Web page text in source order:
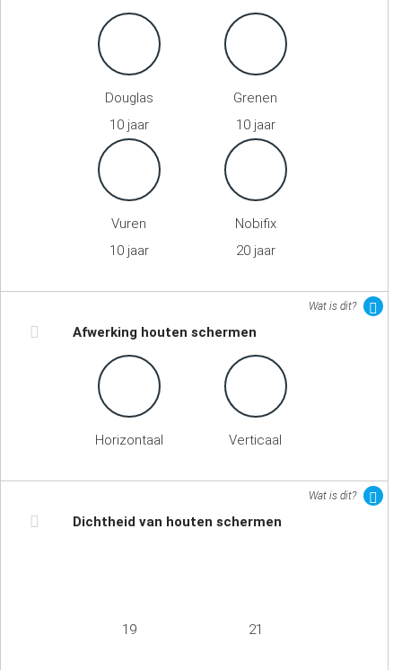
Douglas
10 jaar
Grenen
10 jaar
Vuren
10 jaar
Nobifix
20 jaar
Wat is dit?
Afwerking houten schermen
Horizontaal Verticaal
Wat is dit?
Dichtheid van houten schermen
19 21